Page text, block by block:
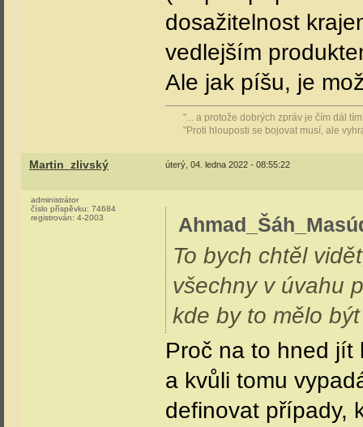
dosažitelnost
vedlejším
Ale jak píšu, je
"... a protože dobrých zpráv je čím dál
"Proti hlouposti se bojovat musí, ale
Martin_zlivský úterý, 04. ledna 2022 - 08:55:22
administrátor
číslo příspěvku: 74684
registrován: 4-2003
To bych chtěl
všechny v úvahu
kde by to mělo
Proč na to hned jít
a kvůli tomu
definovat případy,